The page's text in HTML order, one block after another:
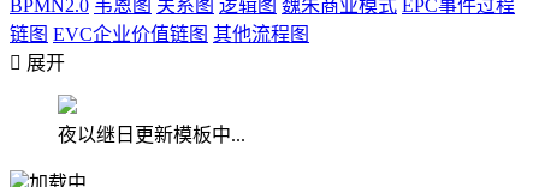
BPMN2.0 韦恩图 关系图 逻辑图 魏朱商业模式 EPC事件过程
链图 EVC企业价值链图 其他流程图
 展开
夜以继日更新模板中...
加载中...